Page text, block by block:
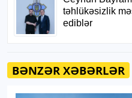
BƏNZƏR XƏBƏRLƏR